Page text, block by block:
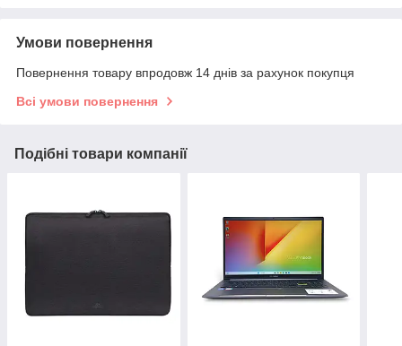
Умови повернення
Повернення товару впродовж 14 днів за рахунок покупця
Всі умови повернення
Подібні товари компанії